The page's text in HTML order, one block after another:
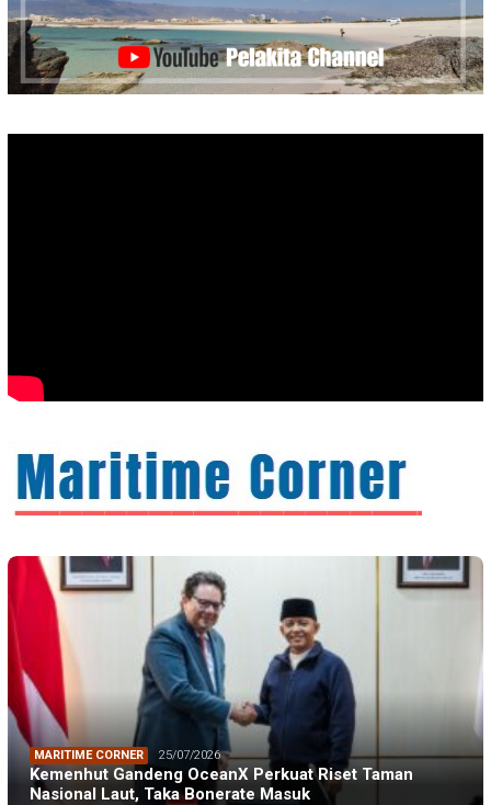
MARITIME CORNER 25/07/2026
Kemenhut Gandeng OceanX Perkuat Riset Taman
Nasional Laut, Taka Bonerate Masuk